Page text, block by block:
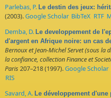
Parlebas, P. Le destin des jeux:
(2003).Google Scholar BibTeX RTF
Demba, D. Le developpement de
d'argent en Afrique noire: un cas
Bernoux et Jean-Michel Servet (sous la
la confiance, collection Finance et
Paris 207–218 (1997).Google Scholar
RIS
Savard, A. Le développement